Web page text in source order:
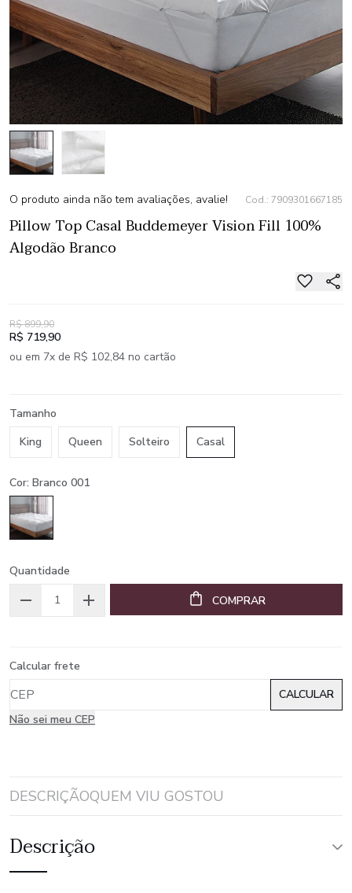
O produto ainda não tem avaliações, avalie! Cod.: 7909301667185
Pillow Top Casal Buddemeyer Vision Fill 100%
Algodão Branco
R$ 899,90
R$ 719,90
ou em 7x de R$ 102,84 no cartão
Tamanho
King
Queen Solteiro Casal
Cor: Branco 001
Quantidade
COMPRAR
Calcular frete
Não sei meu CEP
DESCRIÇÃOQUEM VIU GOSTOU
Descrição